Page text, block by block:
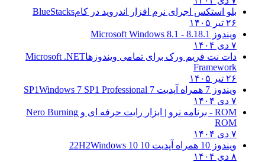
بلو استکس اجرای نرم افزار اندروید در کامBlueStacks
۲۶ تیر ۱۴۰۵
ویندوز 8.1
8.1 - Microsoft Windows 8.1
۷ دی ۱۴۰۴
دات نت فریم ورک برای تمامی ویندوزهاMicrosoft .NET
Framework
۲۶ تیر ۱۴۰۵
ویندوز 7 همراه آپدیت 7 SP1
Windows 7 SP1 Professional
۷ دی ۱۴۰۴
ROM - برنامه نرو | ابزار رایت حرفه ای و
Nero Burning
ROM
۷ دی ۱۴۰۴
ویندوز 10 همراه آپدیت 10 22H2
Windows 10
۸ دی ۱۴۰۴